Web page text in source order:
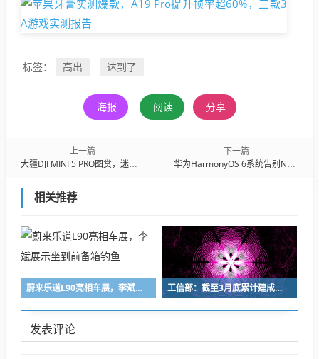
标签： 高出 达到了
海报 阅读 分享
上一篇
大疆DJI MINI 5 PRO图赏，迷你无人机突破极限，1英寸大底震撼登场！
下一篇
华为HarmonyOS 6系统告别NEXT，原生鸿蒙时代开启
相关推荐
蔚来乐道L90亮相车展，李斌展示坐到前备箱钓鱼 工信部：截至3月底累计建成开通5G基站439.5万个
发表评论